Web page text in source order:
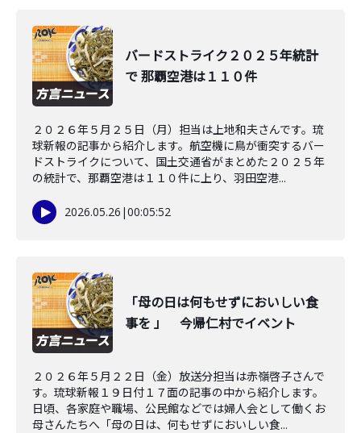
バードストライク２０２５年統計
で 那覇空港は１１０件
２０２６年５月２５日（月）担当は上地和夫さんです。琉
球新報の記事から紹介します。航空機に鳥が衝突するバー
ドストライクについて、国土交通省がまとめた２０２５年
の統計で、那覇空港は１１０件に上り、羽田空港...
2026.05.26 |00:05:52
「母の日は何もせずにおいしい食
事を 」 今帰仁村でイベント
２０２６年５月２２日（金）放送分担当は赤嶺啓子さんで
す。琉球新報１９日付１７面の記事の中から紹介します。
日頃、各家庭や職場、公民館などでは婦人会として働くお
母さんたちへ「母の日は、何もせずにおいしい食...